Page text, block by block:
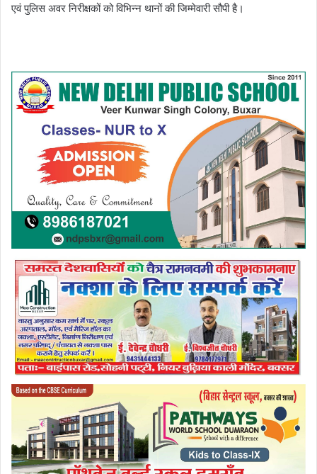
एवं पुलिस अवर निरीक्षकों को विभिन्न थानों की जिम्मेवारी सौपी है।